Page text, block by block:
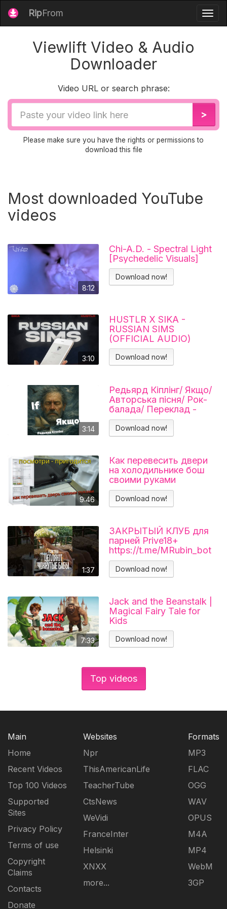
RipFrom
Viewlift Video & Audio
Downloader
Video URL or search phrase:
Video
URL
>
Please make sure you have the rights or permissions to
download this file
Most downloaded YouTube
videos
8:12
Chi-A.D. - Spectral Light
[Psychedelic Visuals]
Download now!
3:10
HUSTLR X SIKA -
RUSSIAN SIMS
(OFFICIAL AUDIO)
Download now!
3:14
Редьярд Кіплінг/ Якщо/
Авторська пісня/ Рок-
балада/ Переклад -
Тарас В'єнц
Download now!
9:46
Как перевесить двери
на холодильнике бош
своими руками
Холодильник BOSCH
KGN39VL25R Перенавес
дверей
Download now!
1:37
ЗАКРЫТЫЙ КЛУБ для
парней Prive18+
https://t.me/MRubin_bot
#миларубинчик
#психология
#отношения
Download now!
7:33
Jack and the Beanstalk |
Magical Fairy Tale for
Kids
Download now!
Top videos
Main
Home
Recent Videos
Top 100 Videos
Supported
Sites
Privacy Policy
Terms of use
Copyright
Claims
Contacts
Donate
Websites
Npr
ThisAmericanLife
TeacherTube
CtsNews
WeVidi
FranceInter
Helsinki
XNXX
more...
Formats
MP3
FLAC
OGG
WAV
OPUS
M4A
MP4
WebM
3GP